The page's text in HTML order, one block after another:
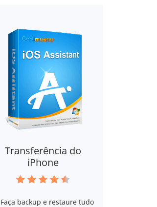
Transferência do
iPhone
Faça backup e restaure tudo